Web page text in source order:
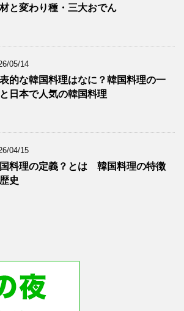
と変わり種・三大おでん
05/14
的な韓国料理はなに？韓国料理の一
日本で人気の韓国料理
04/15
料理の定義？とは 韓国料理の特徴
史